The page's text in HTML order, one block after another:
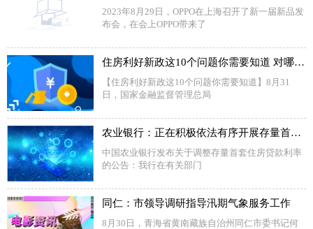
2023年8月29日，OPPO在上海召开了新一届新品发
布会，在会上OPPO带来了
住房利好新政这10个问题你需要知道 对哪些城市影响最大？
【住房利好新政这10个问题你需要知道】8月31
日，国家金融监督管理总局
农业银行：正在积极依法有序开展存量首套个人住房贷款利率调整的准备工作
中国农业银行发布关于调整存量首套住房贷款利率
的公告：我行在有关部门
同仁：市领导调研指导汛期气象服务工作
8月30日，青海省黄南藏族自治州同仁市委书记何